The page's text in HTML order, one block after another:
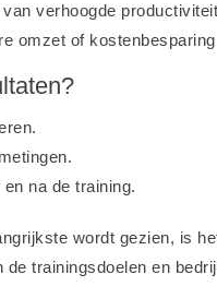
verhoogde
omzet of
na de training.
wordt gezien, is
trainingsdoelen en